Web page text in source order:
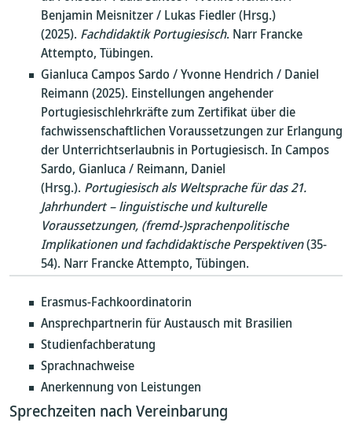
Benjamin Meisnitzer / Lukas Fiedler (Hrsg.)
(2025). Fachdidaktik Portugiesisch. Narr Francke
Attempto, Tübingen.
Gianluca Campos Sardo / Yvonne Hendrich / Daniel
Reimann (2025). Einstellungen angehender
Portugiesischlehrkräfte zum Zertifikat über die
fachwissenschaftlichen Voraussetzungen zur Erlangung
der Unterrichtserlaubnis in Portugiesisch. In Campos
Sardo, Gianluca / Reimann, Daniel
(Hrsg.). Portugiesisch als Weltsprache für das 21.
Jahrhundert – linguistische und kulturelle
Voraussetzungen, (fremd-)sprachenpolitische
Implikationen und fachdidaktische Perspektiven(35-
54). Narr Francke Attempto, Tübingen.
Erasmus-Fachkoordinatorin
Ansprechpartnerin für Austausch mit Brasilien
Studienfachberatung
Sprachnachweise
Anerkennung von Leistungen
Sprechzeiten nach Vereinbarung